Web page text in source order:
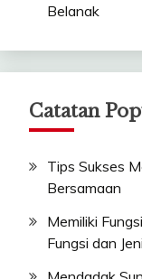
Belanak
Catatan
Tips Sukses
Bersamaan
Memiliki
Fungsi dan